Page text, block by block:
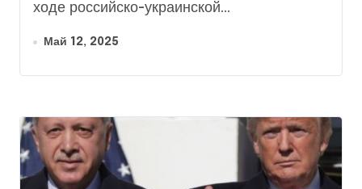
ходе российско-украинской...
Май 12, 2025